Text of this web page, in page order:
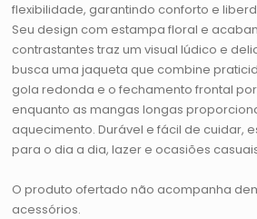
flexibilidade, garantindo conforto e
Seu design com estampa floral e
contrastantes traz um visual lúdico e
busca uma jaqueta que combine
gola redonda e o fechamento frontal
enquanto as mangas longas
aquecimento. Durável e fácil de cuidar,
para o dia a dia, lazer e ocasiões
O produto ofertado não acompanha
acessórios.